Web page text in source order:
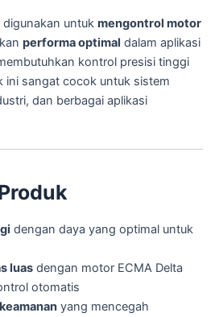
untuk mengontrol motor
performa optimal dalam aplikasi
kontrol presisi tinggi
ini sangat cocok untuk sistem
dan berbagai aplikasi
dengan daya yang optimal untuk
luasdengan motor ECMA Delta
otomatis
yang mencegah